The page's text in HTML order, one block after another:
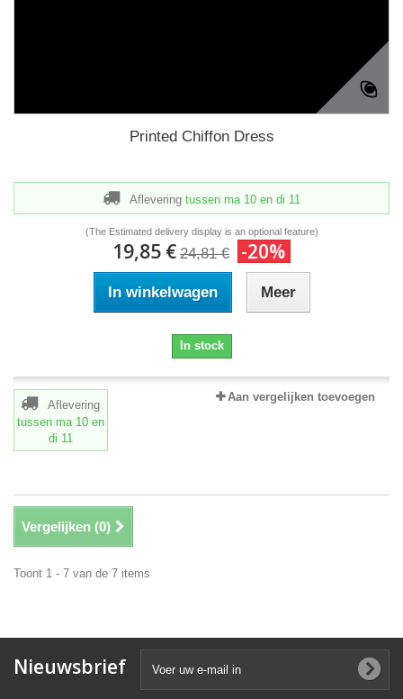
Printed Chiffon Dress
Aflevering tussen ma 10 en di 11
(The Estimated delivery display is an optional feature)
19,85 € 24,81 € -20%
In winkelwagen Meer
In stock
Aflevering
tussen ma 10 en
di 11
Aan vergelijken toevoegen
Vergelijken (0)
Toont 1 - 7 van de 7 items
Nieuwsbrief